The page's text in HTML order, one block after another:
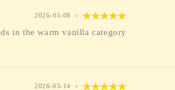
2026-05-08
in the warm vanilla category
2026-03-14